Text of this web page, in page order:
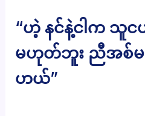
“ဟဲ့ နင်နဲ့ငါက သူင
မဟုတ်ဘူး ညီအစ်မ
ဟယ်”